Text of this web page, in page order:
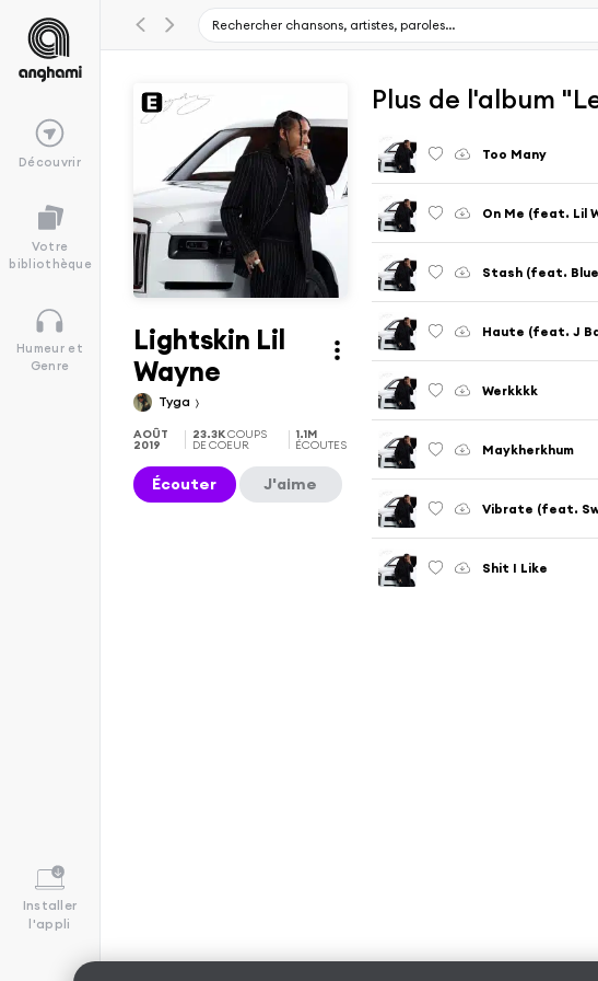
Découvrir
Votre
bibliothèque
Humeur et
Genre
Installer
l'appli
Lightskin Lil
Wayne
Tyga
AOÛT
2019
23.3KCOUPS
DE COEUR
1.1M
ÉCOUTES
Écouter J'aime
Plus de l'album
Too Many
On Me (feat. Lil
Stash (feat.
Haute (feat. J
Werkkkk
Maykherkhum
Vibrate (feat.
Shit I Like